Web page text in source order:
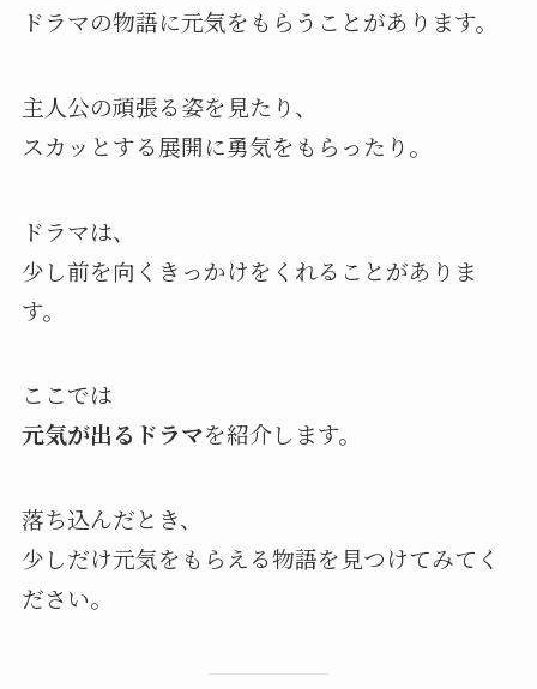
ドラマの物語に元気をもらうことがあります。
主人公の頑張る姿を見たり、
スカッとする展開に勇気をもらったり。
ドラマは、
少し前を向くきっかけをくれることがありま
す。
ここでは
元気が出るドラマを紹介します。
落ち込んだとき、
少しだけ元気をもらえる物語を見つけてみてく
ださい。